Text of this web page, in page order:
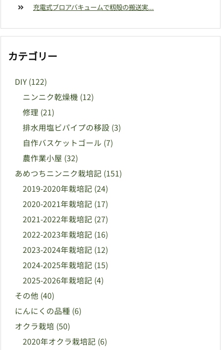
充電式ブロアバキュームで籾殻の搬送実...
カテゴリー
DIY (122)
ニンニク乾燥機 (12)
修理 (21)
排水用塩ビパイプの移設 (3)
自作バスケットゴール (7)
農作業小屋 (32)
あめつちニンニク栽培記 (151)
2019-2020年栽培記 (24)
2020-2021年栽培記 (17)
2021-2022年栽培記 (27)
2022-2023年栽培記 (16)
2023-2024年栽培記 (12)
2024-2025年栽培記 (15)
2025-2026年栽培記 (4)
その他 (40)
にんにくの品種 (6)
オクラ栽培 (50)
2020年オクラ栽培記 (6)